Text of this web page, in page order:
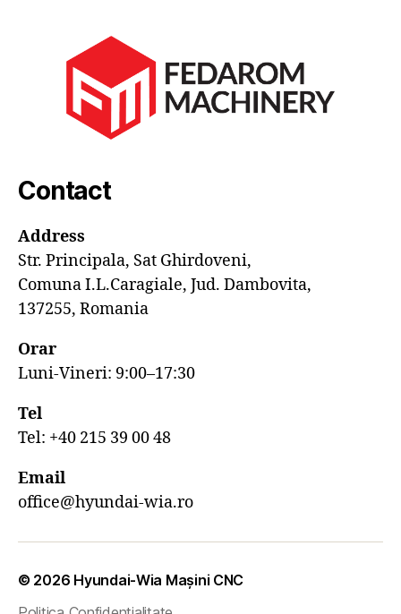
Contact
Address
Str. Principala, Sat Ghirdoveni,
Comuna I.L.Caragiale, Jud. Dambovita,
137255, Romania
Orar
Luni-Vineri: 9:00–17:30
Tel
Tel: +40 215 39 00 48
Email
office@hyundai-wia.ro
© 2026 Hyundai-Wia Mașini CNC